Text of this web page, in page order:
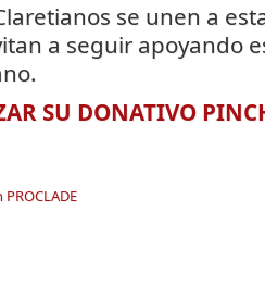
se unen a
a seguir apoyando
SU DONATIVO